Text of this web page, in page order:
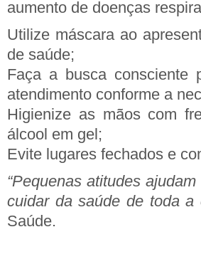
aumento de doenças
Utilize máscara ao
de saúde;
Faça a busca consciente
atendimento conforme a
Higienize as mãos com
álcool em gel;
Evite lugares fechados e
“Pequenas atitudes
cuidar da saúde de toda a
Saúde.